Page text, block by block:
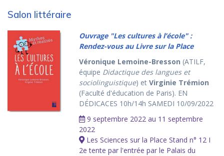
Salon littéraire
Ouvrage "Les cultures à l’école" :
Rendez-vous au Livre sur la Place
Véronique Lemoine-Bresson (ATILF,
équipe Didactique des langues et
sociolinguistique) etVirginie Trémion
(Faculté d'éducation de Paris). EN
DÉDICACES 10h/14h SAMEDI 10/09/2022
9 septembre 2022 au 11 septembre
2022
Les Sciences sur la Place Stand n° 12 I
2e tente par l'entrée par le Palais du